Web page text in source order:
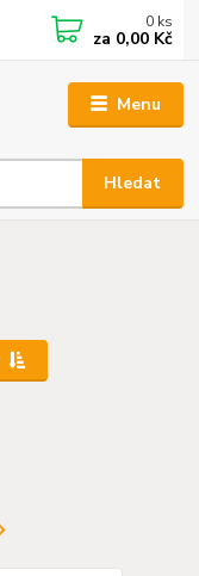
Menu
Hledat
0 ks
za 0,00 Kč